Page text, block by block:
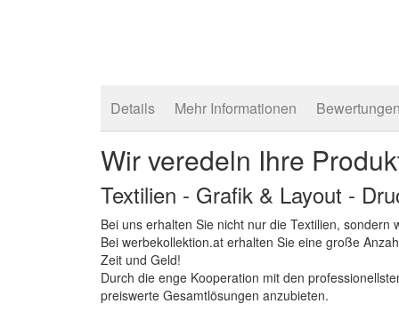
Details Mehr Informationen Bewertungen
Wir veredeln Ihre
Textilien - Grafik & Layout -
Bei uns erhalten Sie nicht nur die Textilien,
Bei werbekollektion.at erhalten Sie eine große
Zeit und Geld!
Durch die enge Kooperation mit den
preiswerte Gesamtlösungen anzubieten.